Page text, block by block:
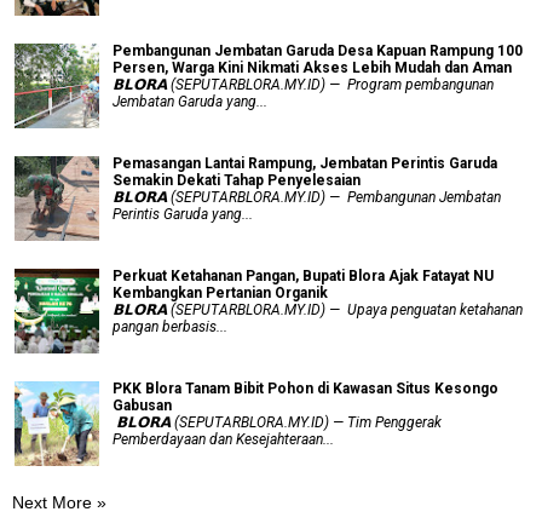
Pembangunan Jembatan Garuda Desa Kapuan Rampung 100
Persen, Warga Kini Nikmati Akses Lebih Mudah dan Aman
𝗕𝗟𝗢𝗥𝗔 (SEPUTARBLORA.MY.ID) — Program pembangunan
Jembatan Garuda yang...
Pemasangan Lantai Rampung, Jembatan Perintis Garuda
Semakin Dekati Tahap Penyelesaian
𝗕𝗟𝗢𝗥𝗔 (SEPUTARBLORA.MY.ID) — Pembangunan Jembatan
Perintis Garuda yang...
​Perkuat Ketahanan Pangan, Bupati Blora Ajak Fatayat NU
Kembangkan Pertanian Organik
𝗕𝗟𝗢𝗥𝗔 (SEPUTARBLORA.MY.ID) — Upaya penguatan ketahanan
pangan berbasis...
PKK Blora Tanam Bibit Pohon di Kawasan Situs Kesongo
Gabusan
‎ 𝗕𝗟𝗢𝗥𝗔 (SEPUTARBLORA.MY.ID) — Tim Penggerak
Pemberdayaan dan Kesejahteraan...
Next More »